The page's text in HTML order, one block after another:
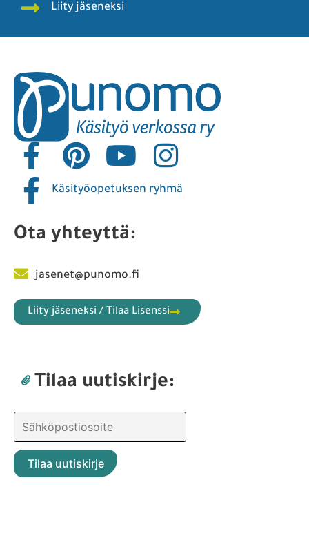
Liity jäseneksi
Käsityöopetuksen ryhmä
Ota yhteyttä:
jasenet@punomo.fi
Liity jäseneksi / Tilaa Lisenssi
Tilaa uutiskirje: